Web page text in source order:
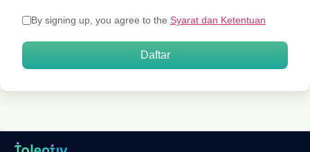
By signing up, you agree to the Syarat dan Ketentuan
Daftar